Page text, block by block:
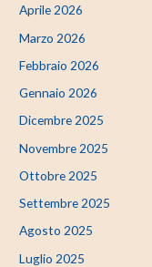
Aprile 2026
Marzo 2026
Febbraio 2026
Gennaio 2026
Dicembre 2025
Novembre 2025
Ottobre 2025
Settembre 2025
Agosto 2025
Luglio 2025